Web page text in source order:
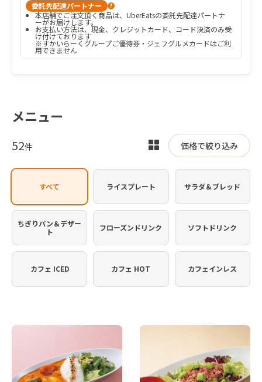
委託先配達パートナー ?
本店舗でご注文頂く商品は、UberEatsの委託先配達パートナ
ーがお届けします。
お支払い方法は、現金、クレジットカード、コード決済のみ受
け付けております
※すかいらーくグループご優待券・ジェフグルメカードはご利
用できません
メニュー
52件
表
を
り
替
価格で絞り込み
すべて ライスプレート サラダ＆ブレッド
ちぎりパン＆デザー
ト
フローズンドリンク ソフトドリンク
カフェ ICED カフェ HOT カフェインレス